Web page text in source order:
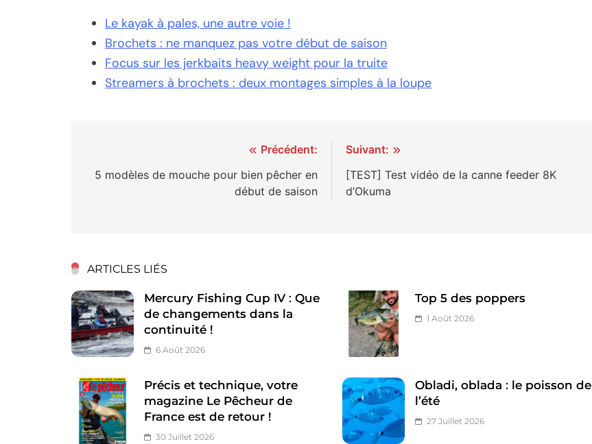
Le kayak à pales, une autre voie !
Brochets : ne manquez pas votre début de saison
Focus sur les jerkbaits heavy weight pour la truite
Streamers à brochets : deux montages simples à la loupe
de
Précédent:
5 modèles de mouche pour bien pêcher en
début de saison
Suivant:
[TEST] Test vidéo de la canne feeder 8K
d’Okuma
ARTICLES LIÉS
Mercury Fishing Cup IV : Que
de changements dans la
continuité !
6 Août 2026
Top 5 des poppers
1 Août 2026
Précis et technique, votre
magazine Le Pêcheur de
France est de retour !
30 Juillet 2026
Obladi, oblada : le poisson de
l’été
27 Juillet 2026